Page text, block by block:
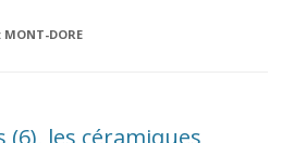
MONT-DORE
(6), les céramiques